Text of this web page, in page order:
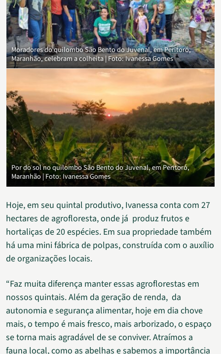
Moradores do quilombo São Bento do Juvenal, em Peritoró,
Maranhão, celebram a colheita | Foto: Ivanessa Gomes
Por do sol no quilombo São Bento do Juvenal, em Peritoró,
Maranhão | Foto: Ivanessa Gomes
Hoje, em seu quintal produtivo, Ivanessa conta com 27
hectares de agrofloresta, onde já produz frutos e
hortaliças de 20 espécies. Em sua propriedade também
há uma mini fábrica de polpas, construída com o auxílio
de organizações locais.
“Faz muita diferença manter essas agroflorestas em
nossos quintais. Além da geração de renda, da
autonomia e segurança alimentar, hoje em dia chove
mais, o tempo é mais fresco, mais arborizado, o espaço
se torna mais agradável de se conviver. Atraímos a
fauna local, como as abelhas e sabemos a importância